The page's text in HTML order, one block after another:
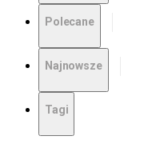
Polecane
Najnowsze
Tagi